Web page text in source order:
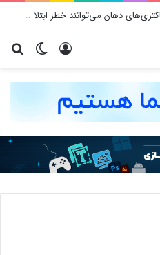
کشف جدید دانشمندان: برخی باکتری‌های دهان می‌توانند خطر ابتلا به آلزایمر را افزایش دهند
تغییر ورود